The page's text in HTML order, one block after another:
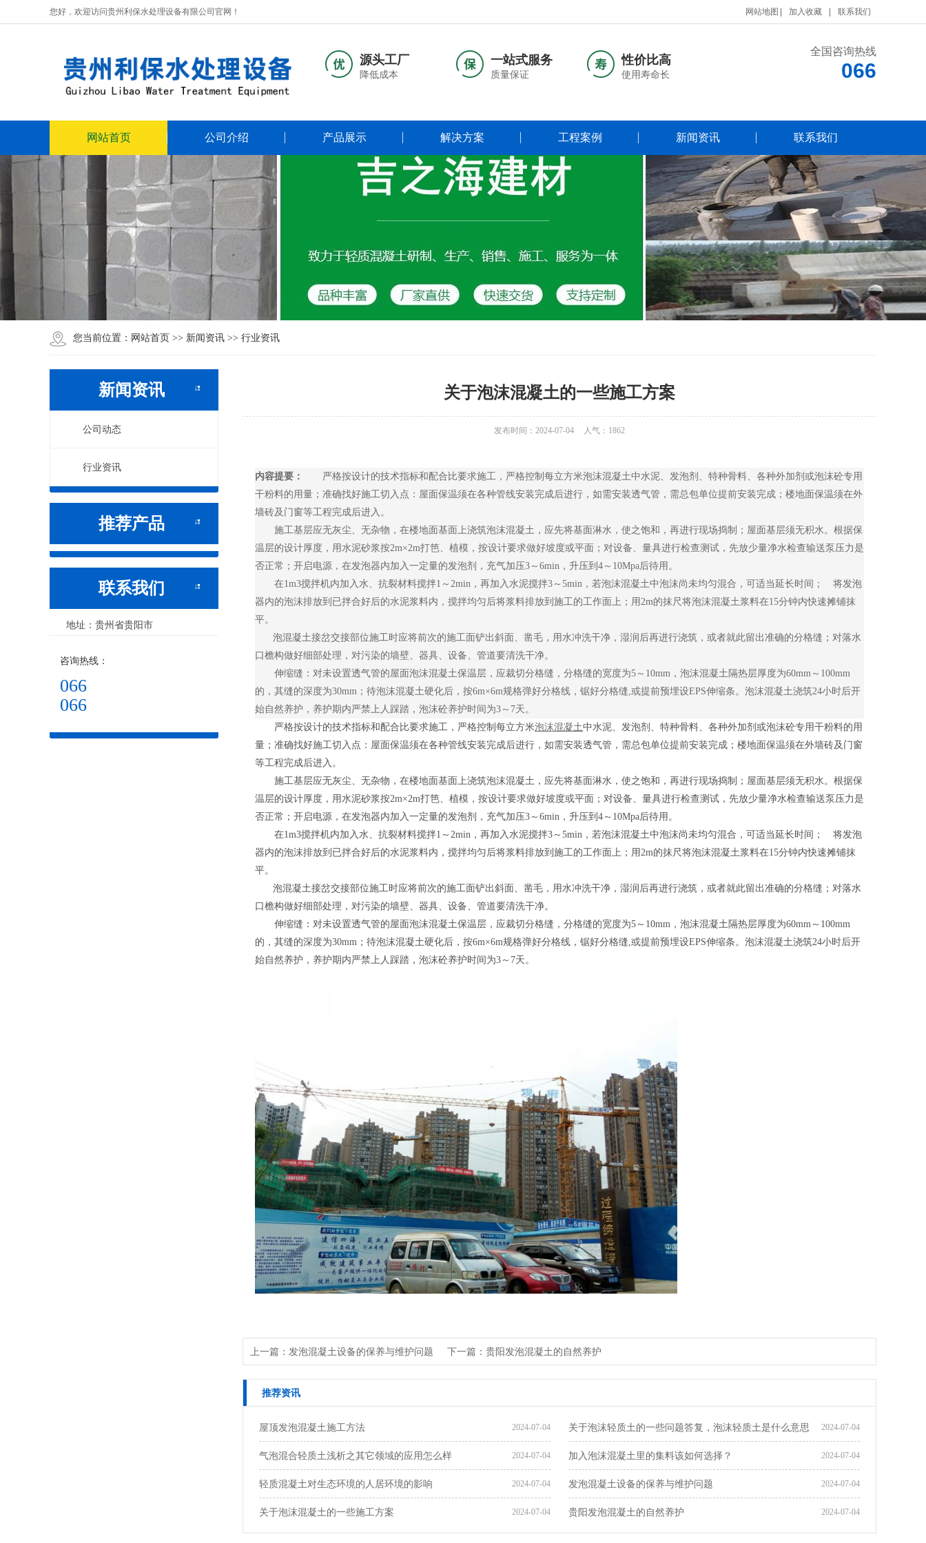
网站地图 加入收藏 联系我们
您好，欢迎访问贵州利保水处理设备有限公司官网！
源头工厂
降低成本
一站式服务
质量保证
性价比高
使用寿命长
全国咨询热线
066
网站首页 公司介绍 产品展示 解决方案 工程案例 新闻资讯 联系我们
您当前位置： 网站首页 >> 新闻资讯 >> 行业资讯
新闻资讯
公司动态
行业资讯
推荐产品
联系我们
地址：贵州省贵阳市
咨询热线：
066
066
关于泡沫混凝土的一些施工方案
发布时间：2024-07-04 人气： 1862
内容提要：
严格按设计的技术指标和配合比要求施工，严格控制每立方米泡沫混凝土中水泥、发泡剂、特种骨料、各种外加剂或泡沫砼专用
干粉料的用量；准确找好施工切入点：屋面保温须在各种管线安装完成后进行，如需安装透气管，需总包单位提前安装完成；楼地面保温须在外
墙砖及门窗等工程完成后进入。
施工基层应无灰尘、无杂物，在楼地面基面上浇筑泡沫混凝土，应先将基面淋水，使之饱和，再进行现场捣制；屋面基层须无积水。根据保
温层的设计厚度，用水泥砂浆按2m×2m打笆、植模，按设计要求做好坡度或平面；对设备、量具进行检查测试，先放少量净水检查输送泵压力是
否正常；开启电源，在发泡器内加入一定量的发泡剂，充气加压3～6min，升压到4～10Mpa后待用。
在1m3搅拌机内加入水、抗裂材料搅拌1～2min，再加入水泥搅拌3～5min，若泡沫混凝土中泡沫尚未均匀混合，可适当延长时间； 将发泡
器内的泡沫排放到已拌合好后的水泥浆料内，搅拌均匀后将浆料排放到施工的工作面上；用2m的抹尺将泡沫混凝土浆料在15分钟内快速摊铺抹
平。
泡混凝土接岔交接部位施工时应将前次的施工面铲出斜面、凿毛，用水冲洗干净，湿润后再进行浇筑，或者就此留出准确的分格缝；对落水
口檐构做好细部处理，对污染的墙壁、器具、设备、管道要清洗干净。
伸缩缝：对未设置透气管的屋面泡沫混凝土保温层，应裁切分格缝，分格缝的宽度为5～10mm，泡沫混凝土隔热层厚度为60mm～100mm
的，其缝的深度为30mm；待泡沫混凝土硬化后，按6m×6m规格弹好分格线，锯好分格缝,或提前预埋设EPS伸缩条。泡沫混凝土浇筑24小时后开
始自然养护，养护期内严禁上人踩踏，泡沫砼养护时间为3～7天。
严格按设计的技术指标和配合比要求施工，严格控制每立方米泡沫混凝土中水泥、发泡剂、特种骨料、各种外加剂或泡沫砼专用干粉料的用
量；准确找好施工切入点：屋面保温须在各种管线安装完成后进行，如需安装透气管，需总包单位提前安装完成；楼地面保温须在外墙砖及门窗
等工程完成后进入。
施工基层应无灰尘、无杂物，在楼地面基面上浇筑泡沫混凝土，应先将基面淋水，使之饱和，再进行现场捣制；屋面基层须无积水。根据保
温层的设计厚度，用水泥砂浆按2m×2m打笆、植模，按设计要求做好坡度或平面；对设备、量具进行检查测试，先放少量净水检查输送泵压力是
否正常；开启电源，在发泡器内加入一定量的发泡剂，充气加压3～6min，升压到4～10Mpa后待用。
在1m3搅拌机内加入水、抗裂材料搅拌1～2min，再加入水泥搅拌3～5min，若泡沫混凝土中泡沫尚未均匀混合，可适当延长时间； 将发泡
器内的泡沫排放到已拌合好后的水泥浆料内，搅拌均匀后将浆料排放到施工的工作面上；用2m的抹尺将泡沫混凝土浆料在15分钟内快速摊铺抹
平。
泡混凝土接岔交接部位施工时应将前次的施工面铲出斜面、凿毛，用水冲洗干净，湿润后再进行浇筑，或者就此留出准确的分格缝；对落水
口檐构做好细部处理，对污染的墙壁、器具、设备、管道要清洗干净。
伸缩缝：对未设置透气管的屋面泡沫混凝土保温层，应裁切分格缝，分格缝的宽度为5～10mm，泡沫混凝土隔热层厚度为60mm～100mm
的，其缝的深度为30mm；待泡沫混凝土硬化后，按6m×6m规格弹好分格线，锯好分格缝,或提前预埋设EPS伸缩条。泡沫混凝土浇筑24小时后开
始自然养护，养护期内严禁上人踩踏，泡沫砼养护时间为3～7天。
上一篇：发泡混凝土设备的保养与维护问题 下一篇：贵阳发泡混凝土的自然养护
推荐资讯
2024-07-04
屋顶发泡混凝土施工方法 2024-07-04
关于泡沫轻质土的一些问题答复，泡沫轻质土是什么意思
2024-07-04
气泡混合轻质土​浅析之其它领域的应用怎么样 2024-07-04
加入泡沫混凝土里的集料该如何选择？
2024-07-04
轻质混凝土对生态环境的人居环境的影响 2024-07-04
发泡混凝土设备的保养与维护问题
2024-07-04
关于泡沫混凝土的一些施工方案 2024-07-04
贵阳发泡混凝土的自然养护